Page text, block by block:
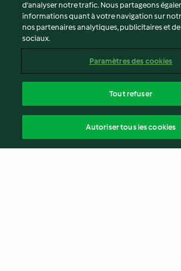
d’analyser notre trafic. Nous partageons
informations quant à votre navigation sur
nos partenaires analytiques, publicitaires et
sociaux.
Paramètres des cookies
Tout refuser
Autoriser tous les cookies